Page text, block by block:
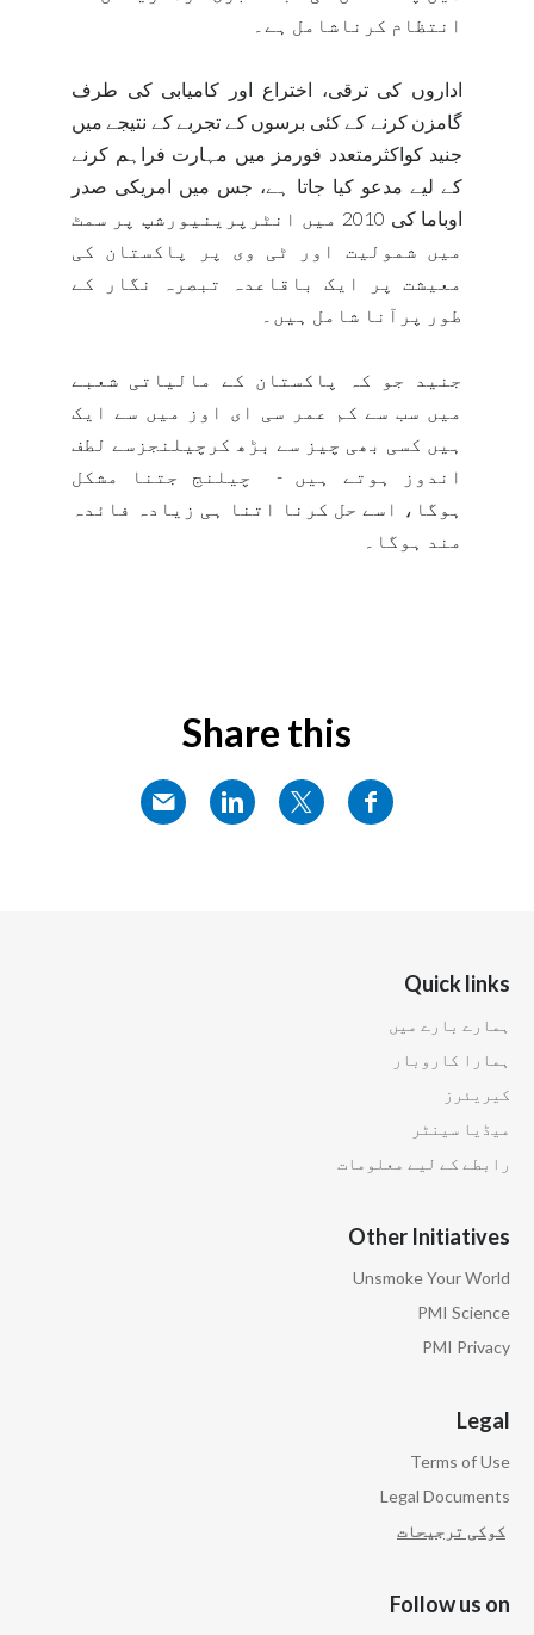
انتظام کرناشامل ہے۔
اداروں کی ترقی، اختراع اور کامیابی کی طرف
گامزن کرنے کے کئی برسوں کے تجربے کے نتیجے میں
جنید کواکثرمتعدد فورمز میں مہارت فراہم کرنے
کے لیے مدعو کیا جاتا ہے، جس میں امریکی صدر
اوباما کی 2010 میں انٹرپرینیورشپ پر سمٹ
میں شمولیت اور ٹی وی پر پاکستان کی
معیشت پر ایک باقاعدہ تبصرہ نگار کے
طور پرآنا شامل ہیں۔
جنید جو کہ پاکستان کے مالیاتی شعبے
میں سب سے کم عمر سی ای اوز میں سے ایک
ہیں کسی بھی چیز سے بڑھ کرچیلنجزسے لطف
اندوز ہوتے ہیں -
چیلنج جتنا مشکل
ہوگا، اسے حل کرنا اتنا ہی زیادہ فائدہ
مند ہوگا۔
Share this
Quick links
ہمارے بارے میں
ہمارا کاروبار
کیریئرز
میڈیا سینٹر
رابطے کے لیے معلومات
Other Initiatives
Unsmoke Your World
PMI Science
PMI Privacy
Legal
Terms of Use
Legal Documents
کوکی ترجیحات
Follow us on